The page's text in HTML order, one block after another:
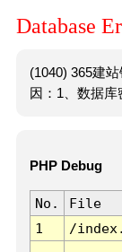
Database
(1040) 365建
因：1、数据库
PHP Debug
No. File
1
/